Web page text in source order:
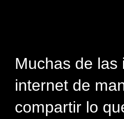
Muchas de
internet de
compartir lo